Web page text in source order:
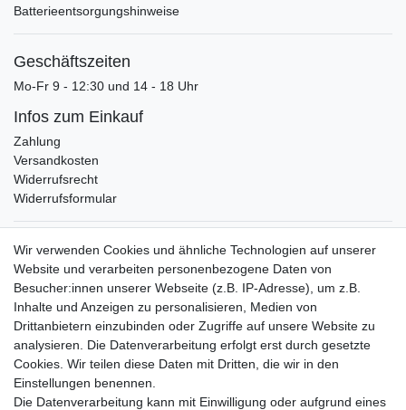
Batterieentsorgungshinweise
Geschäftszeiten
Mo-Fr 9 - 12:30 und 14 - 18 Uhr
Infos zum Einkauf
Zahlung
Versandkosten
Widerrufsrecht
Widerrufsformular
Verpackungslizenz
bei der Landbell AG
Zahlungsarten
Vorabüberweisung
Rechnungskauf
Zahlung bei Abholung
PayPal (inkl. Kreditkarten)
Wir verwenden Cookies und ähnliche Technologien auf unserer
Website und verarbeiten personenbezogene Daten von
Besucher:innen unserer Webseite (z.B. IP-Adresse), um z.B.
Inhalte und Anzeigen zu personalisieren, Medien von
Drittanbietern einzubinden oder Zugriffe auf unsere Website zu
analysieren. Die Datenverarbeitung erfolgt erst durch gesetzte
Cookies. Wir teilen diese Daten mit Dritten, die wir in den
Einstellungen benennen.
Die Datenverarbeitung kann mit Einwilligung oder aufgrund eines